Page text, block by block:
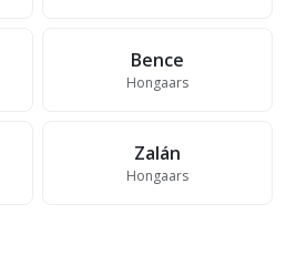
Bence
Hongaars
Zalán
Hongaars